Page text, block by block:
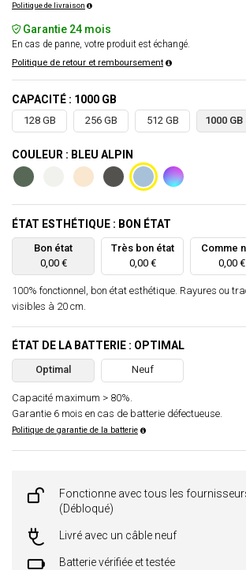
Politique de livraison
Garantie 24 mois
En cas de panne, votre produit est échangé.
Politique de retour et remboursement
CAPACITÉ : 1000 GB
128 GB 256 GB 512 GB 1000 GB
COULEUR : BLEU ALPIN
ÉTAT ESTHÉTIQUE : BON ÉTAT
Bon état
0,00 €
Très bon état
0,00 €
Comme
0,00 €
100% fonctionnel, bon état esthétique. Rayures ou
visibles à 20 cm.
ÉTAT DE LA BATTERIE : OPTIMAL
Optimal Neuf
Capacité maximum > 80%.
Garantie 6 mois en cas de batterie défectueuse.
Politique de garantie de la batterie
Fonctionne avec tous les
(Débloqué)
Livré avec un câble neuf
Batterie vérifiée et testée